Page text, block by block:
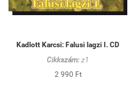
Kadlott Karcsi: Falusi lagzi I. CD
Cikkszám: z1
2 990 Ft